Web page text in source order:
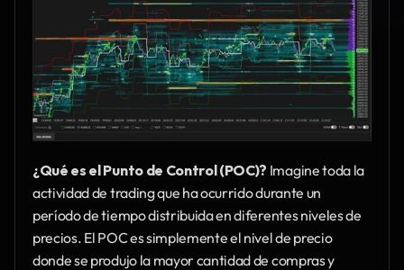
¿Qué es el Punto de Control (POC)? Imagine toda la
actividad de trading que ha ocurrido durante un
período de tiempo distribuida en diferentes niveles de
precios. El POC es simplemente el nivel de precio
donde se produjo la mayor cantidad de compras y